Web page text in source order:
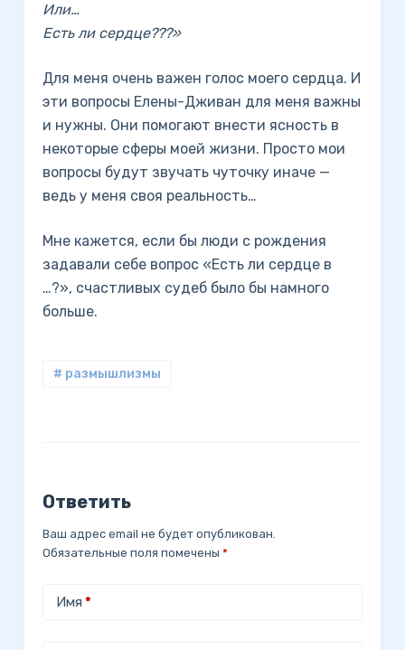
Или…
Есть ли сердце???»
Для меня очень важен голос моего сердца. И
эти вопросы Елены-Дживан для меня важны
и нужны. Они помогают внести ясность в
некоторые сферы моей жизни. Просто мои
вопросы будут звучать чуточку иначе —
ведь у меня своя реальность…
Мне кажется, если бы люди с рождения
задавали себе вопрос «Есть ли сердце в
…?», счастливых судеб было бы намного
больше.
# размышлизмы
Ответить
Ваш адрес email не будет опубликован.
Обязательные поля помечены *
Имя *